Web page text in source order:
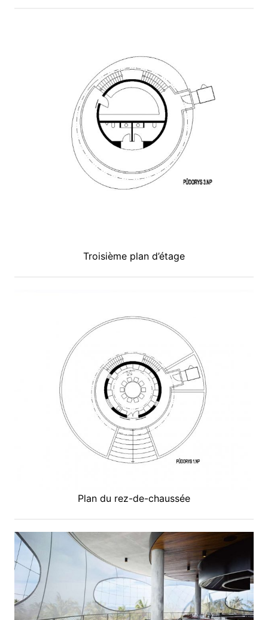
Troisième plan d’étage
Plan du rez-de-chaussée